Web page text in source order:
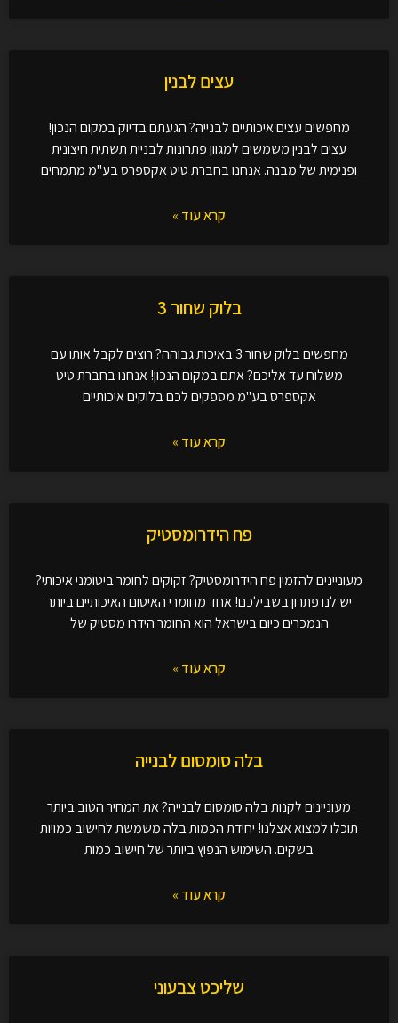
עצים לבנין
מחפשים עצים איכותיים לבנייה? הגעתם בדיוק במקום הנכון!
עצים לבנין משמשים למגוון פתרונות לבניית תשתית חיצונית
ופנימית של מבנה. אנחנו בחברת טיט אקספרס בע"מ מתמחים
קרא עוד »
בלוק שחור 3
מחפשים בלוק שחור 3 באיכות גבוהה? רוצים לקבל אותו עם
משלוח עד אליכם? אתם במקום הנכון! אנחנו בחברת טיט
אקספרס בע"מ מספקים לכם בלוקים איכותיים
קרא עוד »
פח הידרומסטיק
מעוניינים להזמין פח הידרומסטיק? זקוקים לחומר ביטומני איכותי?
יש לנו פתרון בשבילכם! אחד מחומרי האיטום האיכותיים ביותר
הנמכרים כיום בישראל הוא החומר הידרו מסטיק של
קרא עוד »
בלה סומסום לבנייה
מעוניינים לקנות בלה סומסום לבנייה? את המחיר הטוב ביותר
תוכלו למצוא אצלנו! יחידת הכמות בלה משמשת לחישוב כמויות
בשקים. השימוש הנפוץ ביותר של חישוב כמות
קרא עוד »
שליכט צבעוני